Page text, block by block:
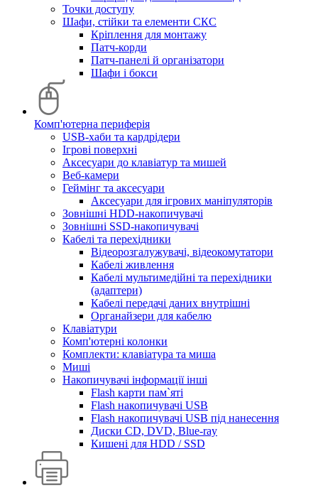
Точки доступу
Шафи, стійки та елементи СКС
Кріплення для монтажу
Патч-корди
Патч-панелі й організатори
Шафи і бокси
Комп'ютерна периферія
USB-хаби та кардрідери
Ігрові поверхні
Аксесуари до клавіатур та мишей
Веб-камери
Геймінг та аксесуари
Аксесуари для ігрових маніпуляторів
Зовнішні HDD-накопичувачі
Зовнішні SSD-накопичувачі
Кабелі та перехідники
Відеорозгалужувачі, відеокомутатори
Кабелі живлення
Кабелі мультимедійні та перехідники
(адаптери)
Кабелі передачі даних внутрішні
Органайзери для кабелю
Клавіатури
Комп'ютерні колонки
Комплекти: клавіатура та миша
Миші
Накопичувачі інформації інші
Flash карти пам`яті
Flash накопичувачі USB
Flash накопичувачі USB під нанесення
Диски CD, DVD, Blue-ray
Кишені для HDD / SSD